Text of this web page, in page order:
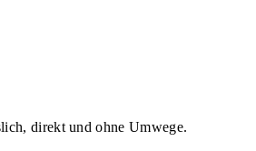
direkt und ohne Umwege.